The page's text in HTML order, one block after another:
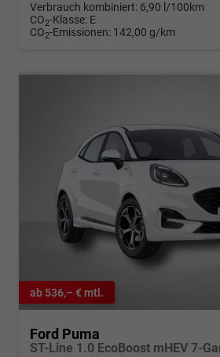
Verbrauch kombiniert: 6,90 l/100km
CO2-Klasse: E
CO2-Emissionen: 142,00 g/km
ab 536,– € mtl.
Ford Puma
ST-Line 1.0 EcoBoost mHEV 7-